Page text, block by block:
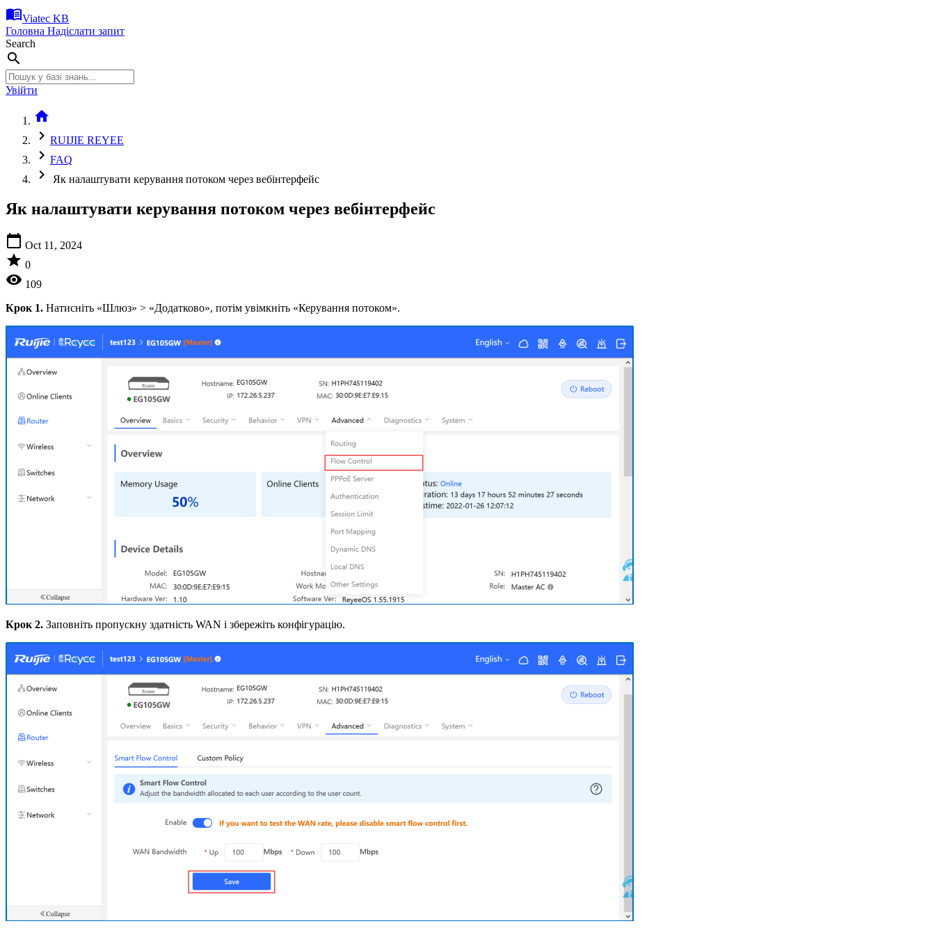
menu_bookViatec KB
Головна Надіслати запит
Search
search
Увійти
home
chevron_right RUIJIE REYEE
chevron_right FAQ
chevron_right Як налаштувати керування потоком через вебінтерфейс
Як налаштувати керування потоком через вебінтерфейс
calendar_today Oct 11, 2024
star 0
visibility 109
Крок 1. Натисніть «Шлюз» > «Додатково», потім увімкніть «Керування потоком».
Крок 2. Заповніть пропускну здатність WAN і збережіть конфігурацію.